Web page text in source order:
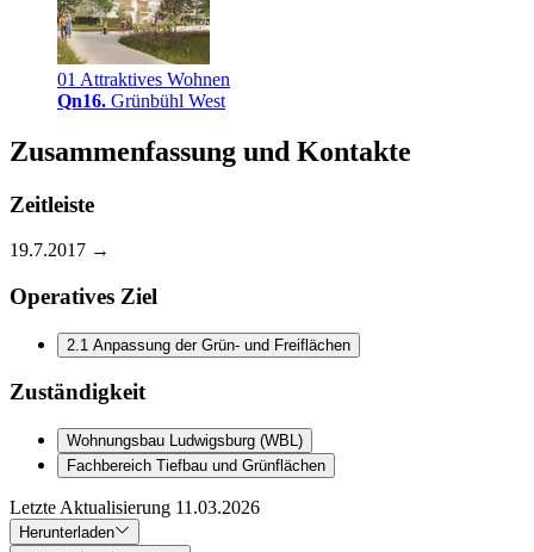
01 Attraktives Wohnen
Qn16. Grünbühl West
Zusammenfassung und Kontakte
Zeitleiste
19.7.2017 →
Operatives Ziel
2.1 Anpassung der Grün- und Freiflächen
Zuständigkeit
Wohnungsbau Ludwigsburg (WBL)
Fachbereich Tiefbau und Grünflächen
Letzte Aktualisierung 11.03.2026
Herunterladen